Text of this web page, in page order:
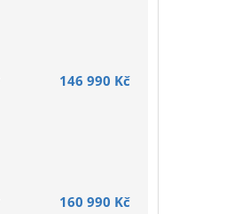
146 990 Kč
160 990 Kč